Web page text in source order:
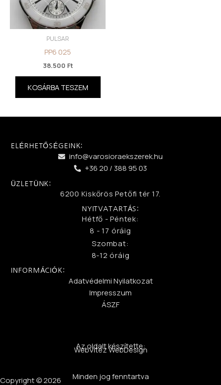
PULSAR
PP6 025
38.500 Ft
KOSÁRBA TESZEM
ELÉRHETŐSÉGEINK:
info@varosioraekszerek.hu
+36 20 / 388 95 03
ÜZLETÜNK:
6200 Kiskőrös Petőfi tér 17.
NYITVATARTÁS:
Hétfő - Péntek:
8 - 17 óráig
Szombat:
8-12 óráig
INFORMÁCIÓK:
Adatvédelmi Nyilatkozat
Impresszum
ÁSZF
Az oldalt készítette:
WebVitéz WebDesign
Minden jog fenntartva
Copyright © 2026